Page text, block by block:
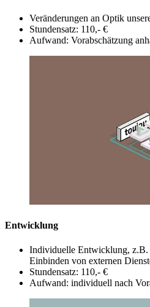
Veränderungen an Optik
Stundensatz: 110,- €
Aufwand: Vorabschätzung
Entwicklung
Individuelle Entwicklung, z.B.
Einbinden von externen
Stundensatz: 110,- €
Aufwand: individuell nach